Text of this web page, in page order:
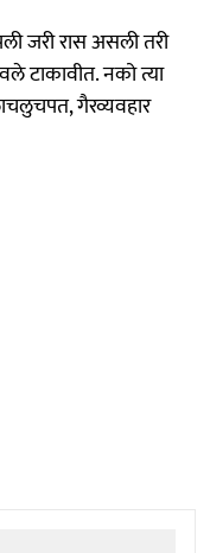
जरी रास असली तरी
टाकावीत. नको त्या
गैरव्यवहार